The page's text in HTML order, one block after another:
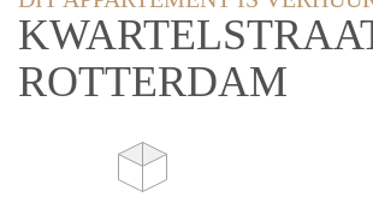
ROTTERDAM